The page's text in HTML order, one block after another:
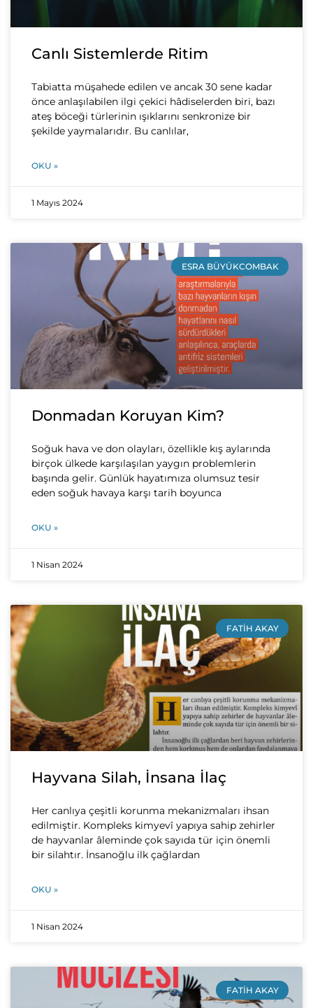
Canlı Sistemlerde Ritim
Tabiatta müşahede edilen ve ancak 30 sene kadar
önce anlaşılabilen ilgi çekici hâdiselerden biri, bazı
ateş böceği türlerinin ışıklarını senkronize bir
şekilde yaymalarıdır. Bu canlılar,
OKU »
1 Mayıs 2024
ESRA BÜYÜKCOMBAK
Donmadan Koruyan Kim?
Soğuk hava ve don olayları, özellikle kış aylarında
birçok ülkede karşılaşılan yaygın problemlerin
başında gelir. Günlük hayatımıza olumsuz tesir
eden soğuk havaya karşı tarih boyunca
OKU »
1 Nisan 2024
FATIH AKAY
Hayvana Silah, İnsana İlaç
Her canlıya çeşitli korunma mekanizmaları ihsan
edilmiştir. Kompleks kimyevî yapıya sahip zehirler
de hayvanlar âleminde çok sayıda tür için önemli
bir silahtır. İnsanoğlu ilk çağlardan
OKU »
1 Nisan 2024
FATIH AKAY